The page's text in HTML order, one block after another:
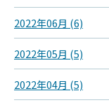
2022年06月 (6)
2022年05月 (5)
2022年04月 (5)